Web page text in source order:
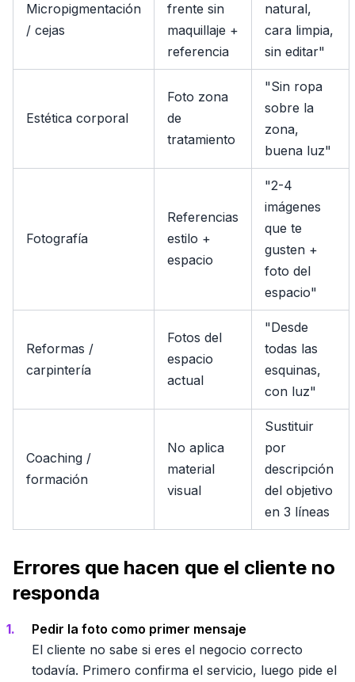
Micropigmentación
/ cejas
frente sin
maquillaje +
referencia
natural,
cara limpia,
sin editar"
Estética corporal
Foto zona
de
tratamiento
"Sin ropa
sobre la
zona,
buena luz"
Fotografía
Referencias
estilo +
espacio
"2-4
imágenes
que te
gusten +
foto del
espacio"
Reformas /
carpintería
Fotos del
espacio
actual
"Desde
todas las
esquinas,
con luz"
Coaching /
formación
No aplica
material
visual
Sustituir
por
descripción
del objetivo
en 3 líneas
Errores que hacen que el cliente no
responda
Pedir la foto como primer mensaje
El cliente no sabe si eres el negocio correcto
todavía. Primero confirma el servicio, luego pide el